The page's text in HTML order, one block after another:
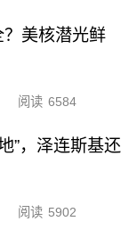
美核潜光鲜
阅读 6584
”，泽连斯基还
阅读 5902